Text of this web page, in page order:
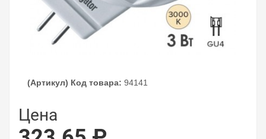
(Артикул) Код товара: 94141
Цена